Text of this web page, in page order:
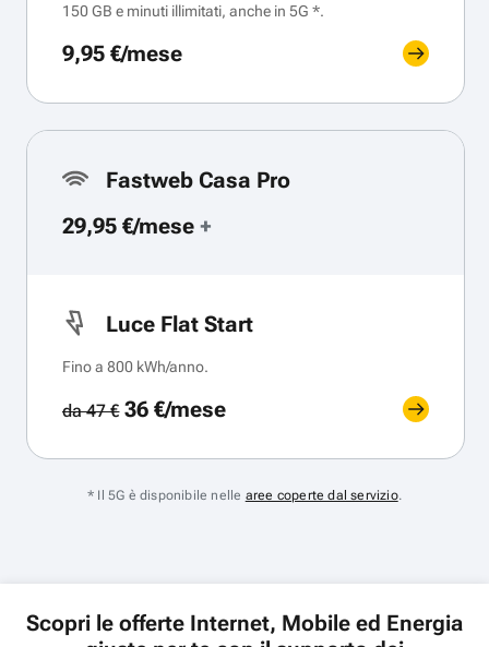
150 GB e minuti illimitati, anche in 5G *.
9,95 €/mese
Fastweb Casa Pro
29,95 €/mese +
Luce Flat Start
Fino a 800 kWh/anno.
da 47 €36 €/mese
* Il 5G è disponibile nelle aree coperte dal servizio.
Scopri le offerte Internet, Mobile ed Energia